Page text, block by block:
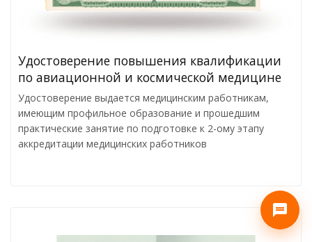
Удостоверение повышения квалификации
по авиационной и космической медицине
Удостоверение выдается медицинским работникам,
имеющим профильное образование и прошедшим
практические занятие по подготовке к 2-ому этапу
аккредитации медицинских работников